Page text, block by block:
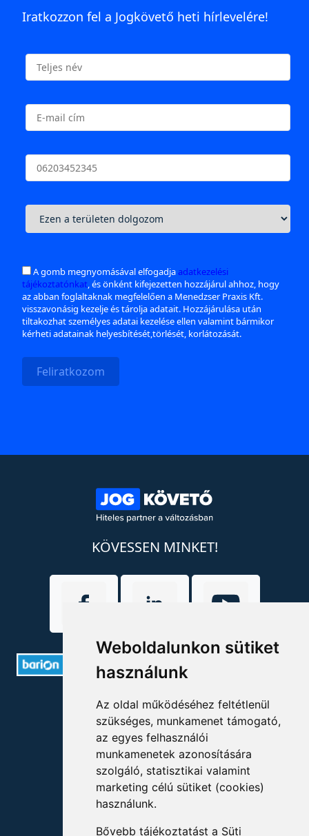
Weboldalunkon sütiket
használunk
Az oldal működéséhez feltétlenül
szükséges, munkamenet támogató,
az egyes felhasználói
munkamenetek azonosítására
szolgáló, statisztikai valamint
marketing célú sütiket (cookies)
használunk.
Bővebb tájékoztatást a Süti
Iratkozzon fel a Jogkövető heti hírlevelére!
A gomb megnyomásával elfogadjaadatkezelési
tájékoztatónkat, és önként kifejezetten hozzájárul ahhoz, hogy
az abban foglaltaknak megfelelően a Menedzser Praxis Kft.
visszavonásig kezelje és tárolja adatait. Hozzájárulása után
tiltakozhat személyes adatai kezelése ellen valamint bármikor
kérheti adatainak helyesbítését,törlését, korlátozását.
Feliratkozom
KÖVESSEN MINKET!
ELÉRHETŐSÉGEK
+36 1 880 7600
info@mprx.hu